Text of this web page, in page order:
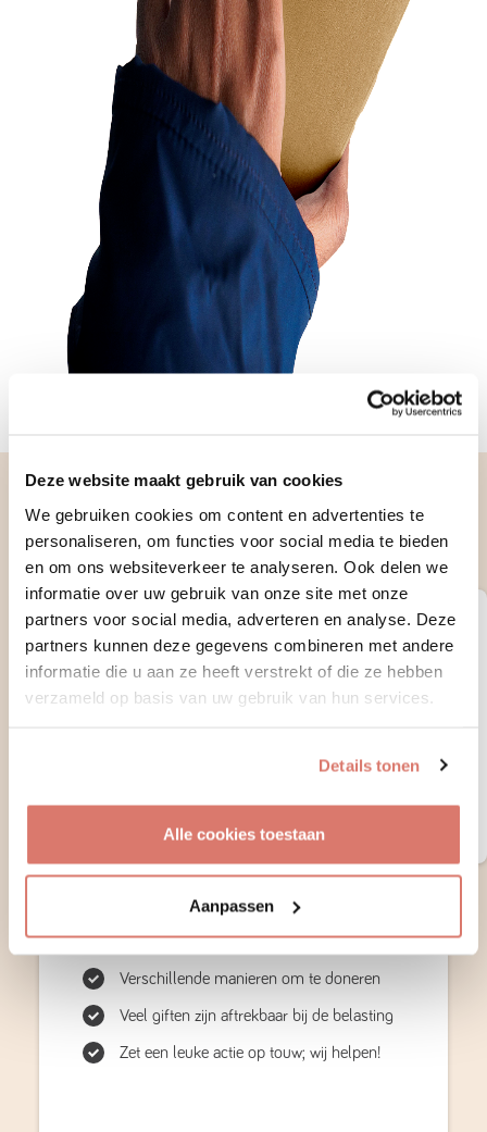
Deze website maakt gebruik van cookies
We gebruiken cookies om content en advertenties te
personaliseren, om functies voor social media te bieden
en om ons websiteverkeer te analyseren. Ook delen we
informatie over uw gebruik van onze site met onze
partners voor social media, adverteren en analyse. Deze
partners kunnen deze gegevens combineren met andere
informatie die u aan ze heeft verstrekt of die ze hebben
verzameld op basis van uw gebruik van hun services.
Details tonen
Alle cookies toestaan
Aanpassen
verantwoord naar jouw ideale hond,
kat of konijn
Steun de stichting
Ontvang notificaties van nieuwe matches
Bekijk contactgegevens van matches
Maak een account aan
Verhuisdieren.nl is een Erkend
Goed Doel
Verschillende manieren om te doneren
Veel giften zijn aftrekbaar bij de belasting
Zet een leuke actie op touw; wij helpen!